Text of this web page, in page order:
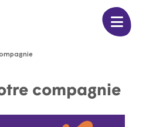
compagnie